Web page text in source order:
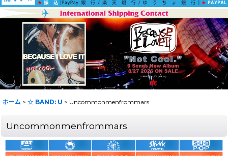
ホーム > ☆ BAND: U > Uncommonmenfrommars
Uncommonmenfrommars